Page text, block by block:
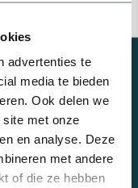
advertenties te
media te bieden
Ook delen we
met onze
en analyse. Deze
met andere
of die ze hebben
€0,47
bar
€0,80
Beregeningsplan?